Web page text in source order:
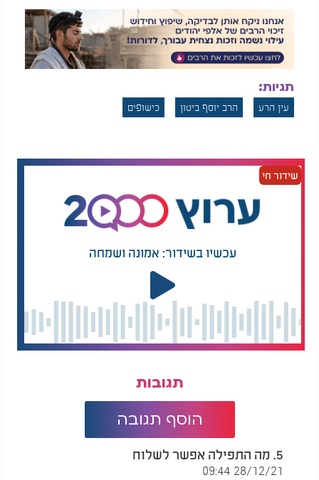
תגיות:
עין הרע הרב יוסף ביטון כישופים
שידור חי
עכשיו בשידור: אמונה ושמחה
תגובות
הוסף תגובה
5. מה התפילה אפשר לשלוח
28/12/21 09:44